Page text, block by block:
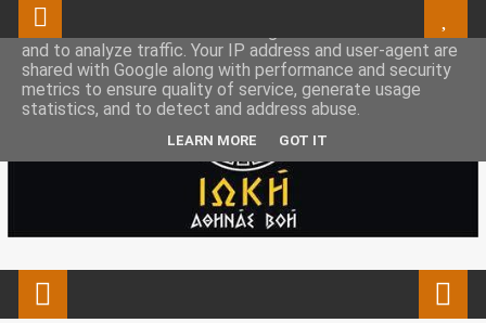
This site uses cookies from Google to deliver its services
and to analyze traffic. Your IP address and user-agent are
shared with Google along with performance and security
metrics to ensure quality of service, generate usage
statistics, and to detect and address abuse.
LEARN MORE GOT IT